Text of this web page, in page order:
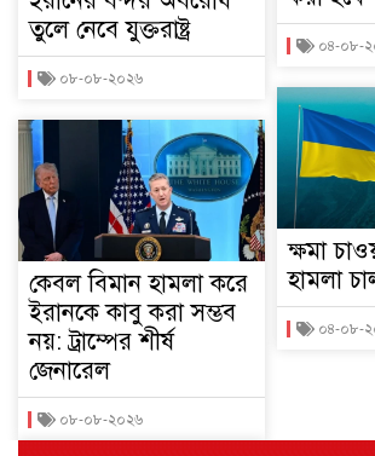
তুলে নেবে যুক্তরাষ্ট্র
০৮-০৮-২০২৬
কেবল বিমান হামলা করে
ইরানকে কাবু করা সম্ভব
নয়: ট্রাম্পের শীর্ষ
জেনারেল
০৮-০৮-২০২৬
০৪-০৮-
ক্ষমা
হামলা
০৪-০৮-